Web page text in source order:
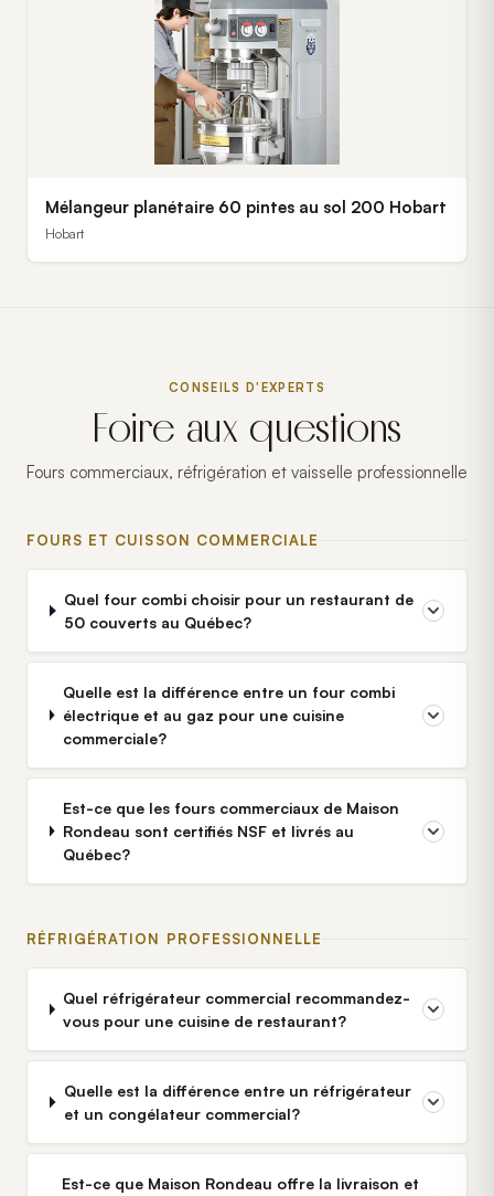
Mélangeur planétaire 60 pintes au sol 200 Hobart
Hobart
CONSEILS D'EXPERTS
Foire aux questions
Fours commerciaux, réfrigération et vaisselle professionnelle
FOURS ET CUISSON COMMERCIALE
Quel four combi choisir pour un restaurant de
50 couverts au Québec?
Quelle est la différence entre un four combi
électrique et au gaz pour une cuisine
commerciale?
Est-ce que les fours commerciaux de Maison
Rondeau sont certifiés NSF et livrés au
Québec?
RÉFRIGÉRATION PROFESSIONNELLE
Quel réfrigérateur commercial recommandez-
vous pour une cuisine de restaurant?
Quelle est la différence entre un réfrigérateur
et un congélateur commercial?
Est-ce que Maison Rondeau offre la livraison et